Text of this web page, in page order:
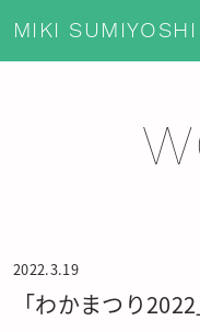
MIKI SUMIYOSHI
2022.3.19
「わかまつり